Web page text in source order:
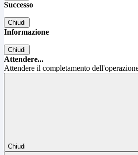
Successo
Chiudi
Informazione
Chiudi
Attendere...
Attendere il completamento
Chiudi